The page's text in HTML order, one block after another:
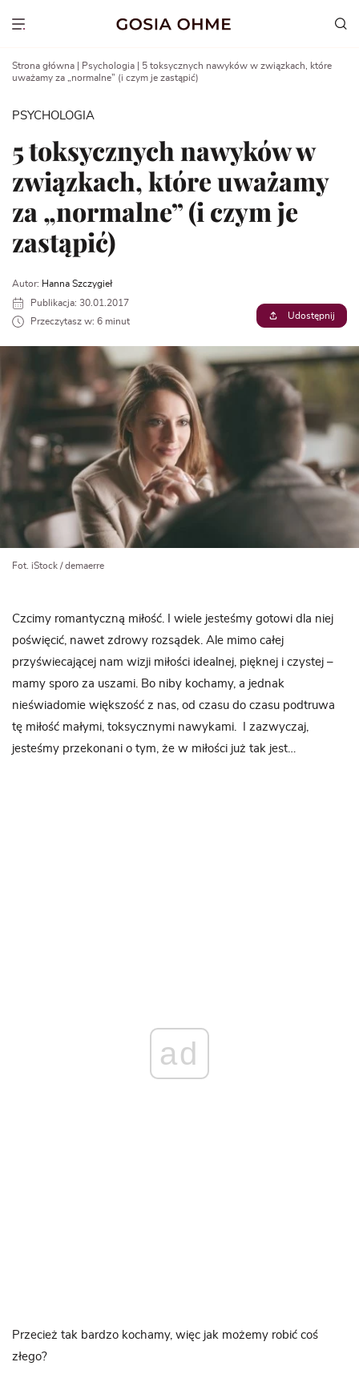
Show menu
Strona główna Psychologia
5 toksycznych nawyków w związkach, które
uważamy za „normalne” (i czym je zastąpić)
PSYCHOLOGIA
5 toksycznych nawyków w
związkach, które uważamy
za „normalne” (i czym je
zastąpić)
Autor: Hanna Szczygieł
Publikacja: 30.01.2017
Przeczytasz w: 6 minut
Udostępnij
Fot. iStock / demaerre
Czcimy romantyczną miłość. I wiele jesteśmy gotowi dla niej
poświęcić, nawet zdrowy rozsądek. Ale mimo całej
przyświecającej nam wizji miłości idealnej, pięknej i czystej –
mamy sporo za uszami. Bo niby kochamy, a jednak
nieświadomie większość z nas, od czasu do czasu podtruwa
tę miłość małymi, toksycznymi nawykami. I zazwyczaj,
jesteśmy przekonani o tym, że w miłości już tak jest…
ad
Przecież tak bardzo kochamy, więc jak możemy robić coś
złego?